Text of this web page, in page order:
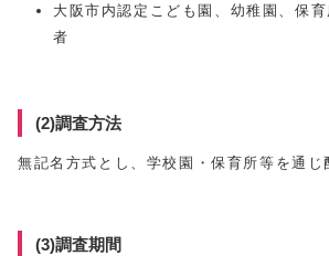
大阪市内認定こども園、幼稚園、保
者
(2)調査方法
無記名方式とし、学校園・保育所等を通じ
(3)調査期間